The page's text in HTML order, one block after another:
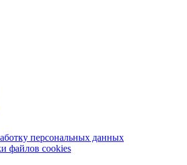
персональных данных
файлов cookies